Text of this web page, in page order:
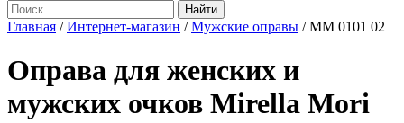
Главная /Интернет-магазин /Мужские оправы /MM 0101 02
Оправа для женских и
мужских очков Mirella Mori